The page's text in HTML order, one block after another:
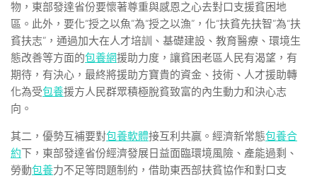
物，東部發達省份要懷著尊重與感恩之心去對口支援貧困地
區。此外，要化“授之以魚”為“授之以漁”，化“扶貧先扶智”為“扶
貧扶志”，通過加大在人才培訓、基礎建設、教育醫療、環境生
態改善等方面的包養網援助力度，讓貧困老區人民有渴望，有
期待，有決心，最終將援助方寶貴的資金、技術、人才援助轉
化為受包養援方人民群眾積極脫貧致富的內生動力和決心志
向。
其二，優勢互補要對包養軟體接互利共贏。經濟新常態包養合
約下，東部發達省份經濟發展日益面臨環境風險、產能過剩、
勞動包養力不足等問題制約，借助東西部扶貧協作和對口支